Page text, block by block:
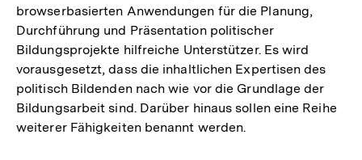
browserbasierten Anwendungen für die Planung,
Durchführung und Präsentation politischer
Bildungsprojekte hilfreiche Unterstützer. Es wird
vorausgesetzt, dass die inhaltlichen Expertisen des
politisch Bildenden nach wie vor die Grundlage der
Bildungsarbeit sind. Darüber hinaus sollen eine Reihe
weiterer Fähigkeiten benannt werden.